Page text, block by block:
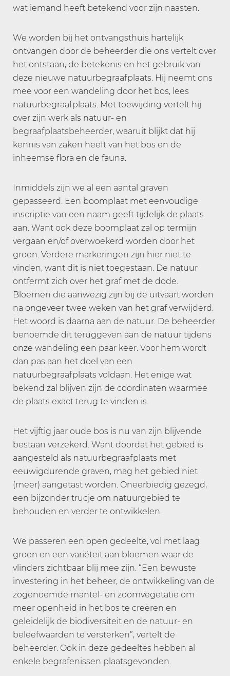
wat iemand heeft betekend voor zijn naasten.
We worden bij het ontvangsthuis hartelijk
ontvangen door de beheerder die ons vertelt over
het ontstaan, de betekenis en het gebruik van
deze nieuwe natuurbegraafplaats. Hij neemt ons
mee voor een wandeling door het bos, lees
natuurbegraafplaats. Met toewijding vertelt hij
over zijn werk als natuur- en
begraafplaatsbeheerder, waaruit blijkt dat hij
kennis van zaken heeft van het bos en de
inheemse flora en de fauna.
Inmiddels zijn we al een aantal graven
gepasseerd. Een boomplaat met eenvoudige
inscriptie van een naam geeft tijdelijk de plaats
aan. Want ook deze boomplaat zal op termijn
vergaan en/of overwoekerd worden door het
groen. Verdere markeringen zijn hier niet te
vinden, want dit is niet toegestaan. De natuur
ontfermt zich over het graf met de dode.
Bloemen die aanwezig zijn bij de uitvaart worden
na ongeveer twee weken van het graf verwijderd.
Het woord is daarna aan de natuur. De beheerder
benoemde dit teruggeven aan de natuur tijdens
onze wandeling een paar keer. Voor hem wordt
dan pas aan het doel van een
natuurbegraafplaats voldaan. Het enige wat
bekend zal blijven zijn de coördinaten waarmee
de plaats exact terug te vinden is.
Het vijftig jaar oude bos is nu van zijn blijvende
bestaan verzekerd. Want doordat het gebied is
aangesteld als natuurbegraafplaats met
eeuwigdurende graven, mag het gebied niet
(meer) aangetast worden. Oneerbiedig gezegd,
een bijzonder trucje om natuurgebied te
behouden en verder te ontwikkelen.
We passeren een open gedeelte, vol met laag
groen en een variëteit aan bloemen waar de
vlinders zichtbaar blij mee zijn. “Een bewuste
investering in het beheer, de ontwikkeling van de
zogenoemde mantel- en zoomvegetatie om
meer openheid in het bos te creëren en
geleidelijk de biodiversiteit en de natuur- en
beleefwaarden te versterken”, vertelt de
beheerder. Ook in deze gedeeltes hebben al
enkele begrafenissen plaatsgevonden.